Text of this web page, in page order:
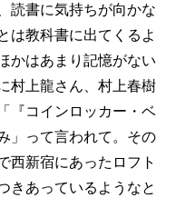
読書に気持ちが向かな
は教科書に出てくるよ
かはあまり記憶がない
村上龍さん、村上春樹
『コインロッカー・ベ
」って言われて。その
西新宿にあったロフト
きあっているようなと